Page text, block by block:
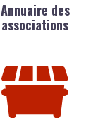
Annuaire des
associations